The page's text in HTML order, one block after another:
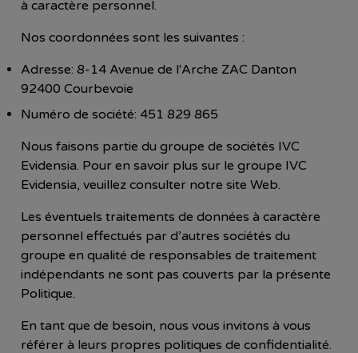
à caractère personnel.
Nos coordonnées sont les suivantes :
Adresse: 8-14 Avenue de l'Arche ZAC Danton
92400 Courbevoie
Numéro de société: 451 829 865
Nous faisons partie du groupe de sociétés IVC
Evidensia. Pour en savoir plus sur le groupe IVC
Evidensia, veuillez consulter notre site Web.
Les éventuels traitements de données à caractère
personnel effectués par d’autres sociétés du
groupe en qualité de responsables de traitement
indépendants ne sont pas couverts par la présente
Politique.
En tant que de besoin, nous vous invitons à vous
référer à leurs propres politiques de confidentialité.